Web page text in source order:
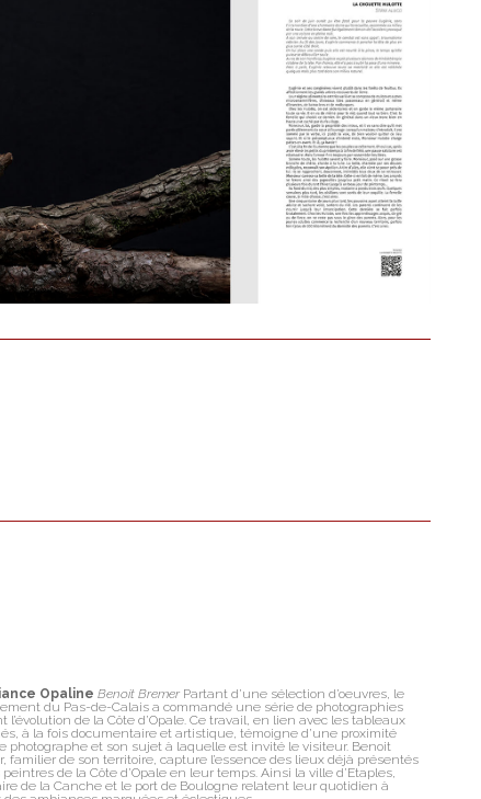
Opaline Benoit Bremer Partant d’une sélection d’oeuvres, le
du Pas-de-Calais a commandé une série de photographies
l’évolution de la Côte d’Opale. Ce travail, en lien avec les tableaux
à la fois documentaire et artistique, témoigne d’une proximité
photographe et son sujet à laquelle est invité le visiteur. Benoit
familier de son territoire, capture l’essence des lieux déjà présentés
peintres de la Côte d’Opale en leur temps. Ainsi la ville d’Etaples,
de la Canche et le port de Boulogne relatent leur quotidien à